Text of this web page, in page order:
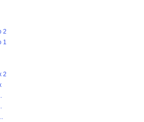
2
1
2